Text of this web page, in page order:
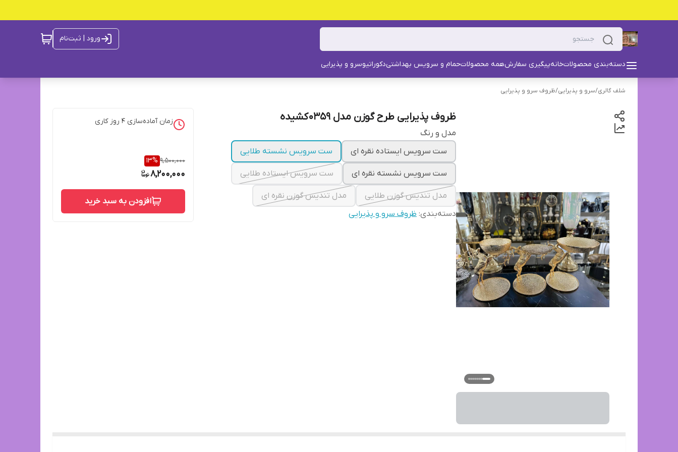
ورود | ثبت‌نام
دسته‌بندی محصولاتخانهپیگیری سفارشهمه محصولاتحمام و سرویس بهداشتیدکوراتیوسرو و پذیرایی
شلف گالری/سرو و پذیرایی/ظروف سرو و پذیرایی
ظروف پذیرایی طرح گوزن مدل 0359کشیده
مدل و رنگ
ست سرویس ایستاده نقره ای
ست سرویس نشسته طلایی
ست سرویس نشسته نقره ای ست سرویس ایستاده طلایی
مدل تندیس گوزن طلایی
مدل تندیس گوزن نقره ای
دسته‌بندی: ظروف سرو و پذیرایی
زمان آماده‌سازی 4 روز کاری
9,500,000
13%
8,200,000
افزودن به سبد خرید